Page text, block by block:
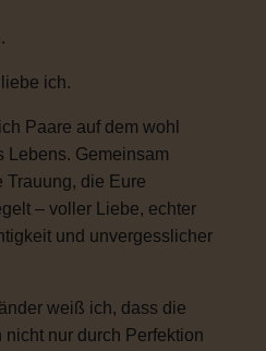
ich.
Paare auf dem wohl
Lebens. Gemeinsam
Trauung, die Eure
– voller Liebe, echter
und unvergesslicher
weiß ich, dass die
nur durch Perfektion